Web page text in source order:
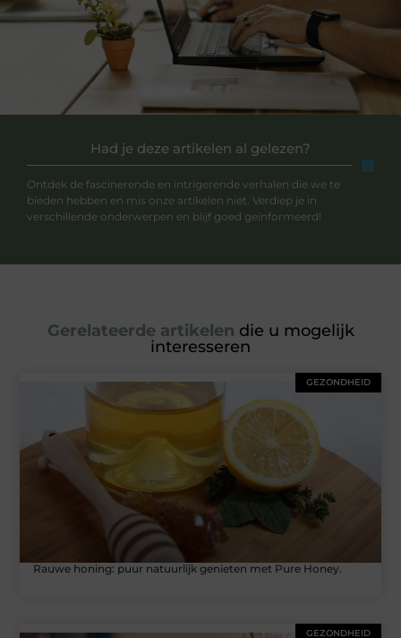
Had je deze artikelen al gelezen?
Ontdek de fascinerende en intrigerende verhalen die we te
bieden hebben en mis onze artikelen niet. Verdiep je in
verschillende onderwerpen en blijf goed geïnformeerd!
Gerelateerde artikelen die u mogelijk
interesseren
GEZONDHEID
Rauwe honing: puur natuurlijk genieten met Pure Honey.
GEZONDHEID